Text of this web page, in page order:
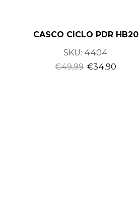
CASCO CICLO PDR HB20
SKU: 4404
€49,99 €34,90